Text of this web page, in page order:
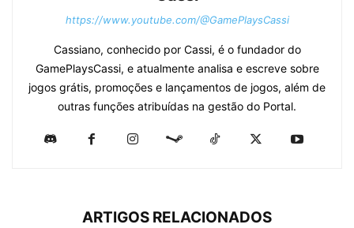
https://www.youtube.com/@GamePlaysCassi
Cassiano, conhecido por Cassi, é o fundador do
GamePlaysCassi, e atualmente analisa e escreve sobre
jogos grátis, promoções e lançamentos de jogos, além de
outras funções atribuídas na gestão do Portal.
ARTIGOS RELACIONADOS